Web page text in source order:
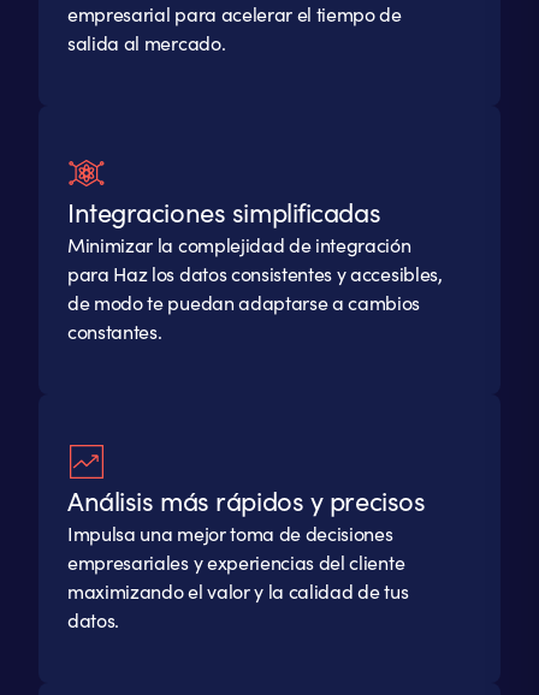
empresarial para acelerar el tiempo de
salida al mercado.
Integraciones simplificadas
Minimizar la complejidad de integración
para Haz los datos consistentes y accesibles,
de modo te puedan adaptarse a cambios
constantes.
Análisis más rápidos y precisos
Impulsa una mejor toma de decisiones
empresariales y experiencias del cliente
maximizando el valor y la calidad de tus
datos.